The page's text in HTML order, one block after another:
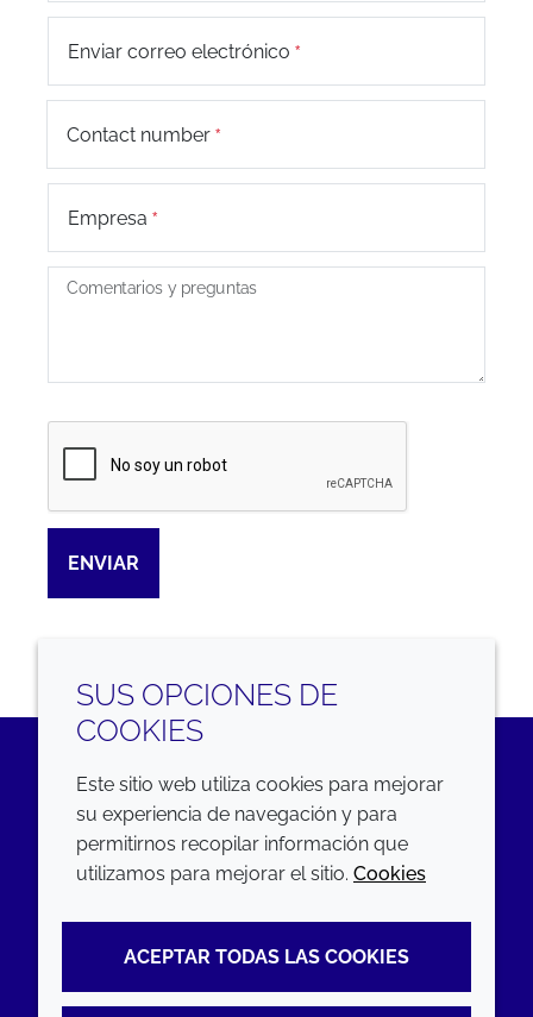
Enviar correo electrónico
+44
Contact number
Empresa
Comentarios y preguntas
ENVIAR
LinkedIn
EMPRESA
Annual Report
Sustainability Report
Croda.com
Terms and conditions
Privacy policy
Accessibility
SUS OPCIONES DE
COOKIES
Este sitio web utiliza cookies para mejorar
su experiencia de navegación y para
permitirnos recopilar información que
utilizamos para mejorar el sitio. Cookies
ACEPTAR TODAS LAS COOKIES